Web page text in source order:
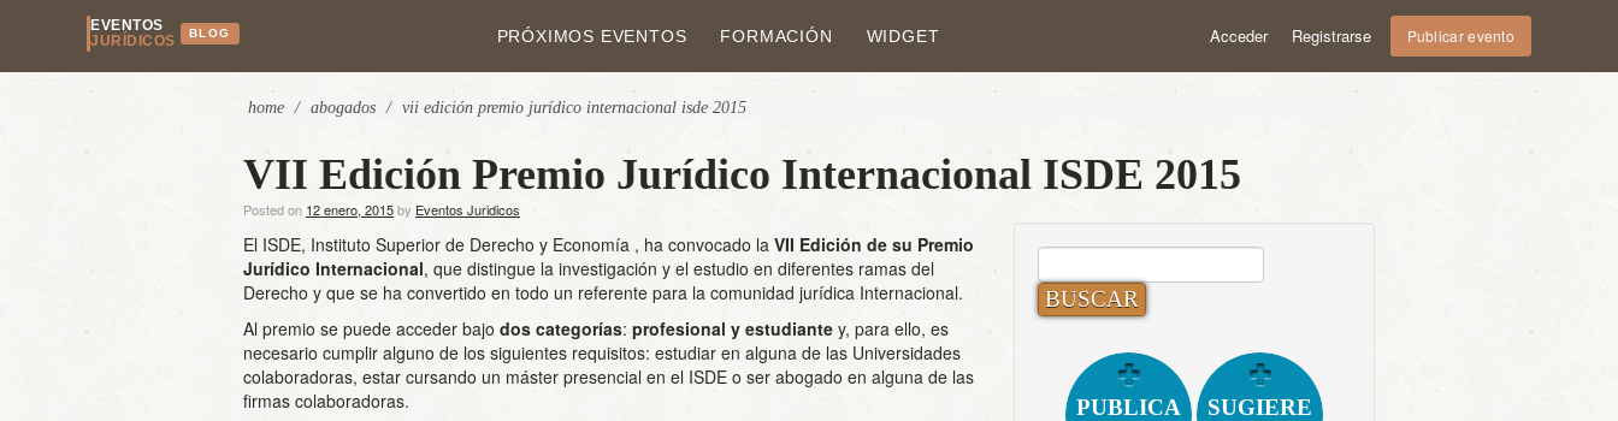
EVENTOS
JURÍDICOS
BLOG PRÓXIMOS EVENTOS FORMACIÓN WIDGET Acceder Registrarse Publicar evento
home / abogados / vii edición premio jurídico internacional isde 2015
VII Edición Premio Jurídico Internacional ISDE 2015
Posted on 12 enero, 2015by Eventos Juridicos
El ISDE, Instituto Superior de Derecho y Economía , ha convocado la VII Edición de su Premio
Jurídico Internacional, que distingue la investigación y el estudio en diferentes ramas del
Derecho y que se ha convertido en todo un referente para la comunidad jurídica Internacional.
Al premio se puede acceder bajo dos categorías: profesional y estudiante y, para ello, es
necesario cumplir alguno de los siguientes requisitos: estudiar en alguna de las Universidades
colaboradoras, estar cursando un máster presencial en el ISDE o ser abogado en alguna de las
firmas colaboradoras.
BUSCAR:
PUBLICA SUGIERE